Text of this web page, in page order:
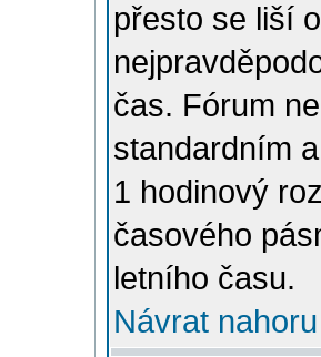
přesto se liší
čas. Fórum
standardním
1 hodinový
časového
letního času.
Návrat nahoru